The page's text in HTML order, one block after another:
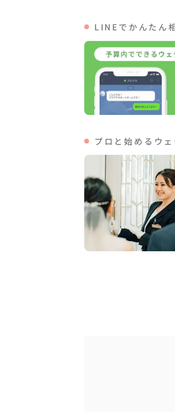
た。
結婚式半年前
東京から最終便帰り
深夜わざわざ会いに
今日この日のために。
本番中、笑顔が止ま
このウェディングの
大好きな新婦新婦
大好きなチームに
心から感謝します。
感動をありがとう。
LINEでかんたん
プロと始めるウ